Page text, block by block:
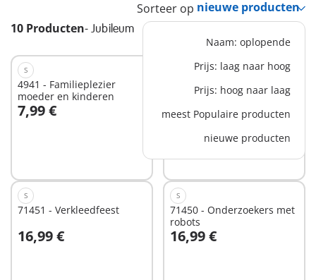
10 Producten- Jubileum
Sorteer op
Naam: oplopende
Prijs: laag naar hoog
Prijs: hoog naar laag
meest Populaire producten
nieuwe producten
S
4941 - Familieplezier
moeder en kinderen
7,99 €
In winkelwagen
4944 - Dierenverzorger
met alpaca
7,99 €
In winkelwagen
S
71451 - Verkleedfeest
16,99 €
S
71450 - Onderzoekers met
robots
16,99 €